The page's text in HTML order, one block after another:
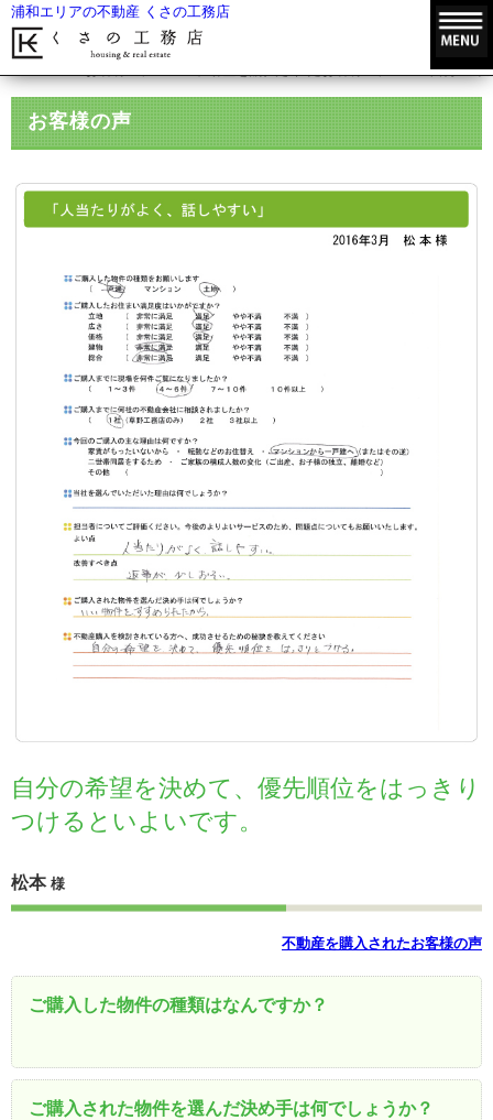
浦和エリアの不動産 くさの工務店
自分の希
お客様の声
自分の希望を決めて、優先順位をはっきり
つけるといよいです。
松本 様
不動産を購入されたお客様の声
ご購入した物件の種類はなんですか？
ご購入された物件を選んだ決め手は何でしょうか？